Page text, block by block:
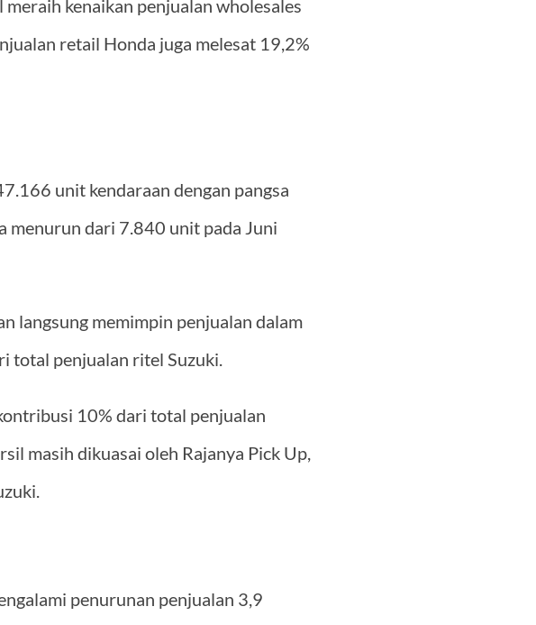
kenaikan penjualan wholesales
retail Honda juga melesat 19,2%
unit kendaraan dengan pangsa
menurun dari 7.840 unit pada Juni
langsung memimpin penjualan dalam
total penjualan ritel Suzuki.
10% dari total penjualan
masih dikuasai oleh Rajanya Pick Up,
penurunan penjualan 3,9